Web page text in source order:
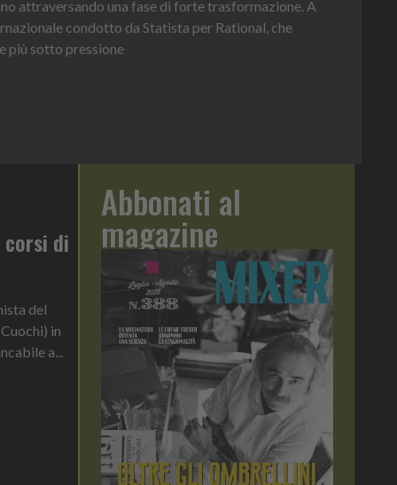
è la Chef Bottle 1L: ergonomica, con perfetta visibilità sul
sempre sotto controllo
di
del
in
a...
Abbonati al
magazine